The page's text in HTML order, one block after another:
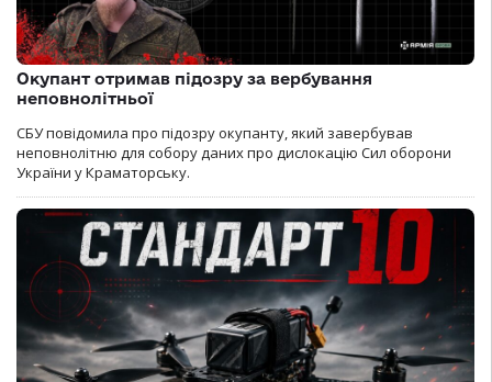
Окупант отримав підозру за вербування
неповнолітньої
СБУ повідомила про підозру окупанту, який завербував
неповнолітню для собору даних про дислокацію Сил оборони
України у Краматорську.